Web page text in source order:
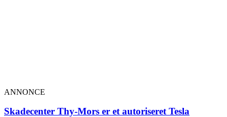
ANNONCE
Skadecenter Thy-Mors er et autoriseret Tesla